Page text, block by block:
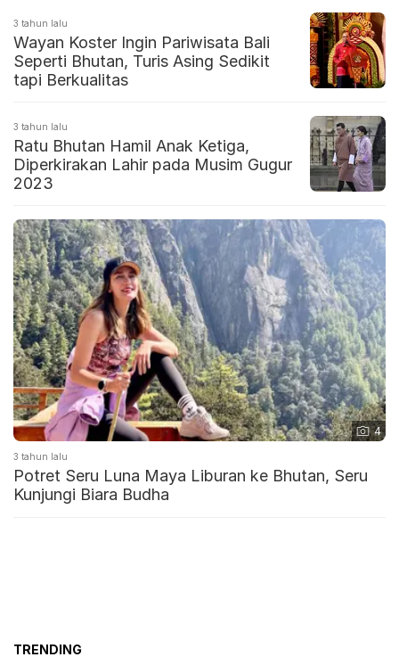
3 tahun lalu
Wayan Koster Ingin Pariwisata Bali
Seperti Bhutan, Turis Asing Sedikit
tapi Berkualitas
3 tahun lalu
Ratu Bhutan Hamil Anak Ketiga,
Diperkirakan Lahir pada Musim Gugur
2023
4
3 tahun lalu
Potret Seru Luna Maya Liburan ke Bhutan, Seru
Kunjungi Biara Budha
TRENDING